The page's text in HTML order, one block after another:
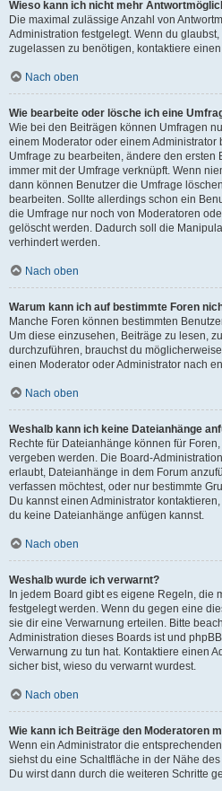
Wieso kann ich nicht mehr
Die maximal zulässige Anzahl von
Administration festgelegt. Wenn du
zugelassen zu benötigen, kontaktiere
Nach oben
Wie bearbeite oder lösche ich eine
Wie bei den Beiträgen können Umfragen
einem Moderator oder einem Administrator
Umfrage zu bearbeiten, ändere den ersten
immer mit der Umfrage verknüpft. Wenn
dann können Benutzer die Umfrage
bearbeiten. Sollte allerdings schon ein
die Umfrage nur noch von Moderatoren
gelöscht werden. Dadurch soll die
verhindert werden.
Nach oben
Warum kann ich auf bestimmte Foren
Manche Foren können bestimmten
Um diese einzusehen, Beiträge zu lesen,
durchzuführen, brauchst du
einen Moderator oder Administrator nach
Nach oben
Weshalb kann ich keine Dateianhänge
Rechte für Dateianhänge können für
vergeben werden. Die Board-
erlaubt, Dateianhänge in dem Forum
verfassen möchtest, oder nur bestimmte
Du kannst einen Administrator
du keine Dateianhänge anfügen kannst.
Nach oben
Weshalb wurde ich verwarnt?
In jedem Board gibt es eigene Regeln, die
festgelegt werden. Wenn du gegen eine
sie dir eine Verwarnung erteilen. Bitte
Administration dieses Boards ist und
Verwarnung zu tun hat. Kontaktiere einen
sicher bist, wieso du verwarnt wurdest.
Nach oben
Wie kann ich Beiträge den Moderatoren
Wenn ein Administrator die
siehst du eine Schaltfläche in der Nähe
Du wirst dann durch die weiteren Schritte